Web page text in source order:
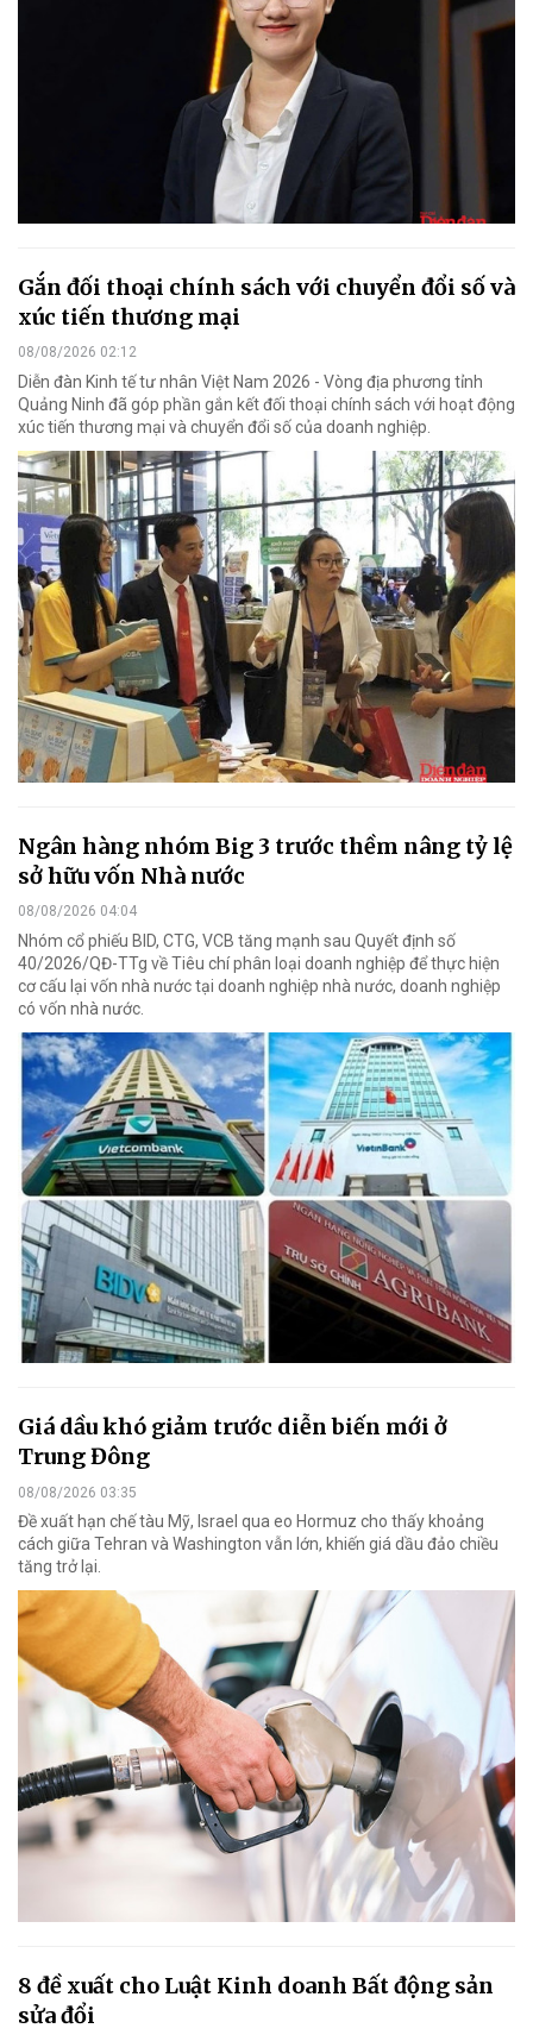
Gắn đối thoại chính sách với chuyển đổi số và
xúc tiến thương mại
08/08/2026 02:12
Diễn đàn Kinh tế tư nhân Việt Nam 2026 - Vòng địa phương tỉnh
Quảng Ninh đã góp phần gắn kết đối thoại chính sách với hoạt động
xúc tiến thương mại và chuyển đổi số của doanh nghiệp.
Ngân hàng nhóm Big 3 trước thềm nâng tỷ lệ
sở hữu vốn Nhà nước
08/08/2026 04:04
Nhóm cổ phiếu BID, CTG, VCB tăng mạnh sau Quyết định số
40/2026/QĐ-TTg về Tiêu chí phân loại doanh nghiệp để thực hiện
cơ cấu lại vốn nhà nước tại doanh nghiệp nhà nước, doanh nghiệp
có vốn nhà nước.
Giá dầu khó giảm trước diễn biến mới ở
Trung Đông
08/08/2026 03:35
Đề xuất hạn chế tàu Mỹ, Israel qua eo Hormuz cho thấy khoảng
cách giữa Tehran và Washington vẫn lớn, khiến giá dầu đảo chiều
tăng trở lại.
8 đề xuất cho Luật Kinh doanh Bất động sản
sửa đổi